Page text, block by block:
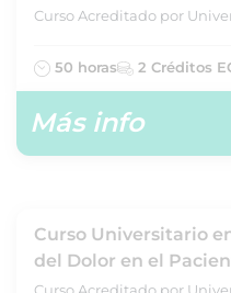
Curso Acreditado por
50 horas 2 Créditos
Más info
Curso Universitario
del Dolor en el
Curso Acreditado por